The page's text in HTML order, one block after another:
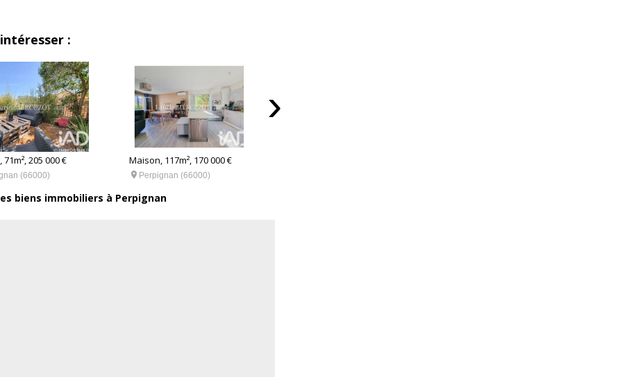
:
205 000 €
(66000)
Maison, 117m², 170 000 €
 Perpignan (66000)
›
biens immobiliers à Perpignan